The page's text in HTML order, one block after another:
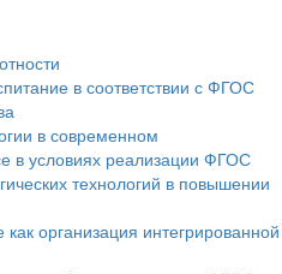
в соответствии с ФГОС
в современном
в условиях реализации ФГОС
технологий в повышении
как организация интегрированной